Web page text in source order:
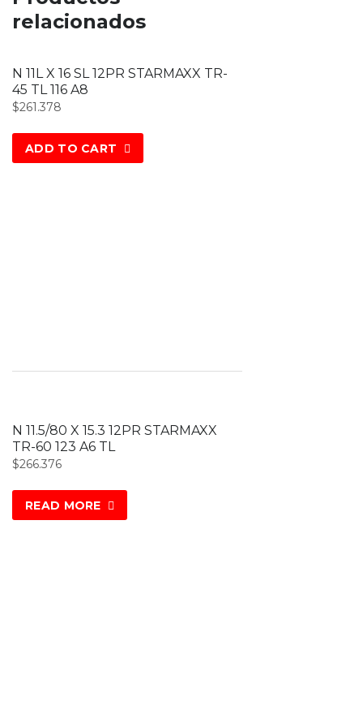
relacionados
N 11L X 16 SL 12PR STARMAXX TR-
45 TL 116 A8
$261.378
ADD TO CART
N 11.5/80 X 15.3 12PR STARMAXX
TR-60 123 A6 TL
$266.376
READ MORE